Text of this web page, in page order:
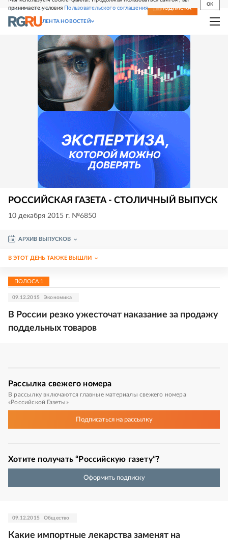
принимаете условия Пользовательского соглашения
OK
СВЕЖИЙ НОМЕР ПОДПИСКА
ЛЕНТА НОВОСТЕЙ
РОССИЙСКАЯ ГАЗЕТА - СТОЛИЧНЫЙ ВЫПУСК
10 декабря 2015 г. №6850
АРХИВ ВЫПУСКОВ
В ЭТОТ ДЕНЬ ТАКЖЕ ВЫШЛИ
ПОЛОСА 1
09.12.2015 Экономика
В России резко ужесточат наказание за продажу
поддельных товаров
Рассылка свежего номера
В рассылку включаются главные материалы свежего номера
«Российской Газеты»
Подписатьсяна рассылку
Хотите получать “Российскую газету”?
Оформить подписку
09.12.2015 Общество
Какие импортные лекарства заменят на